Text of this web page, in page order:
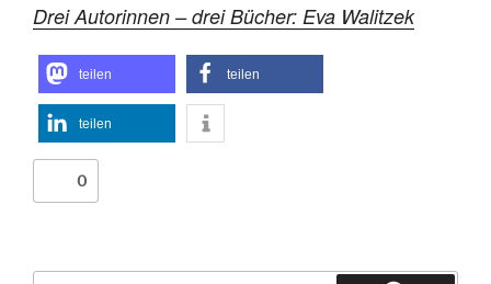
Drei Autorinnen – drei Bücher: Eva Walitzek
teilen teilen
teilen
0